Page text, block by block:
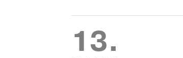
13.